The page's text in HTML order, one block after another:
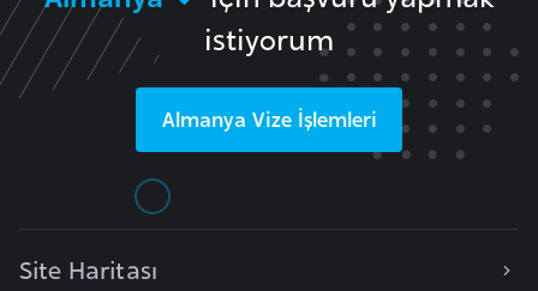
istiyorum
Almanya Vize İşlemleri
Site Haritası
l
g
n